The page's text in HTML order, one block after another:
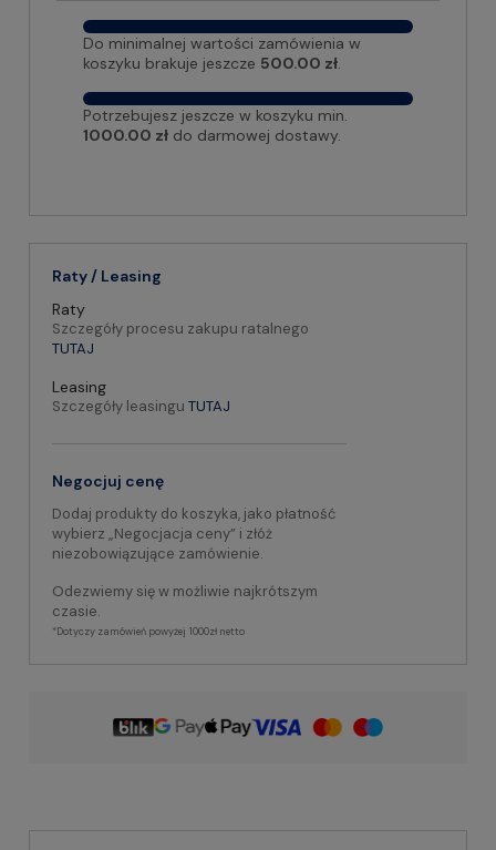
Do minimalnej wartości zamówienia w
koszyku brakuje jeszcze 500.00 zł.
Potrzebujesz jeszcze w koszyku min.
1000.00 zł do darmowej dostawy.
Raty / Leasing
Raty
Szczegóły procesu zakupu ratalnego
TUTAJ
Leasing
Szczegóły leasingu TUTAJ
Negocjuj cenę
Dodaj produkty do koszyka, jako płatność
wybierz „Negocjacja ceny” i złóż
niezobowiązujące zamówienie.
Odezwiemy się w możliwie najkrótszym
czasie.
*Dotyczy zamówień powyżej 1000zł netto